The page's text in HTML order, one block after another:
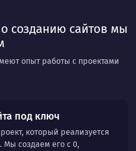
созданию сайтов мы
опыт работы с проектами
под ключ
который реализуется
Мы создаем его с 0,